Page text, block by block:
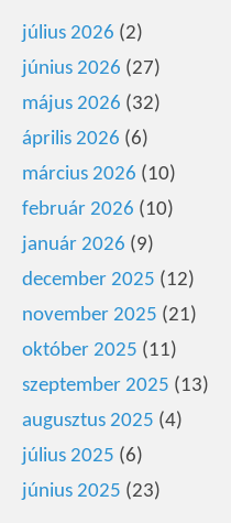
július 2026 (2)
június 2026 (27)
május 2026 (32)
április 2026 (6)
március 2026 (10)
február 2026 (10)
január 2026 (9)
december 2025 (12)
november 2025 (21)
október 2025 (11)
szeptember 2025 (13)
augusztus 2025 (4)
július 2025 (6)
június 2025 (23)